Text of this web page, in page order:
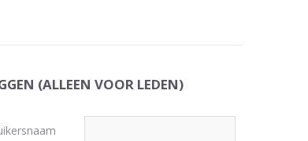
(ALLEEN VOOR LEDEN)